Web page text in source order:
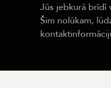
Jūs jebkurā brīdī
Šim nolūkam,